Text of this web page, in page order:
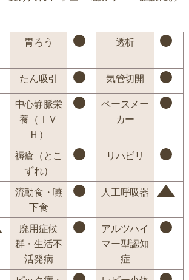
胃ろう 透析
たん吸引 気管切開
中心静脈栄
養（ＩＶ
Ｈ）
ペースメー
カー
褥瘡（とこ
ずれ）
リハビリ
流動食・嚥
下食
人工呼吸器
廃用症候
群・生活不
活発病
アルツハイ
マー型認知
症